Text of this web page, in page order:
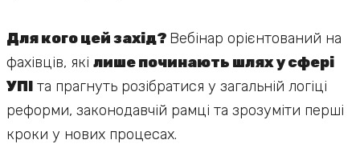
Для кого цей захід? Вебінар орієнтований на
фахівців, які лише починають шлях у сфері
УПІ та прагнуть розібратися у загальній логіці
реформи, законодавчій рамці та зрозуміти перші
кроки у нових процесах.